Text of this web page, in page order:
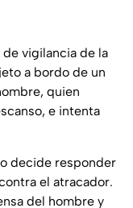
vigilancia de la
a bordo de un
quien
e intenta
decide responder
el atracador.
del hombre y